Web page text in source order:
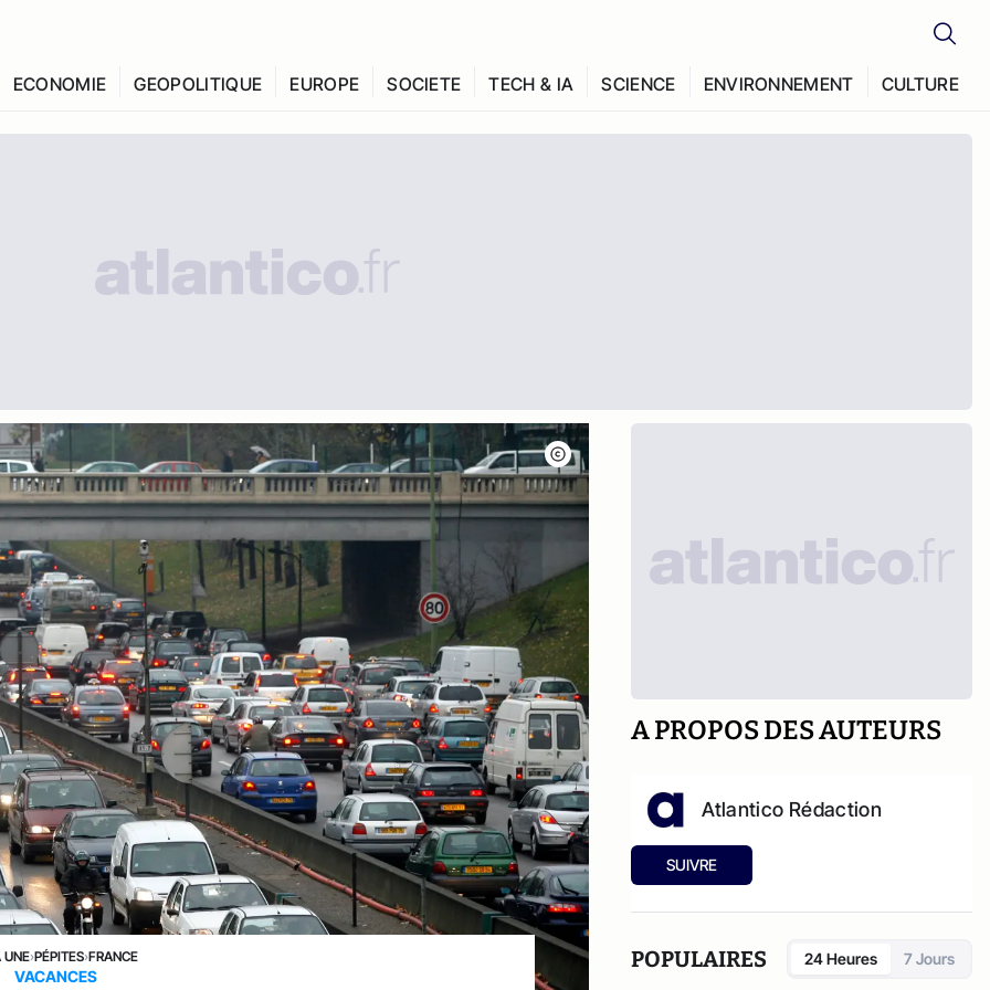
ECONOMIE GEOPOLITIQUE EUROPE SOCIETE TECH & IA SCIENCE ENVIRONNEMENT CULTURE
UNE›PÉPITES›FRANCE
VACANCES
A PROPOS DES AUTEURS
Atlantico Rédaction
SUIVRE
POPULAIRES 24 Heures 7 Jours